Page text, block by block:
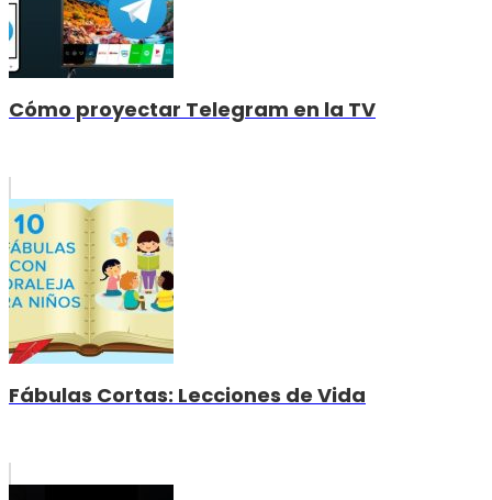
Cómo proyectar Telegram en la TV
Fábulas Cortas: Lecciones de Vida